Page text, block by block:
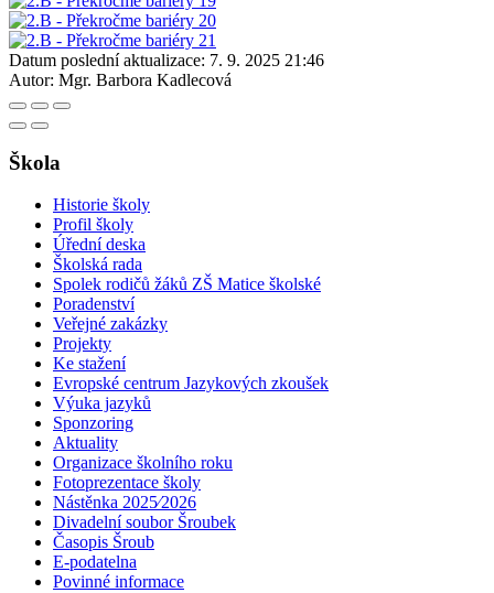
Datum poslední aktualizace: 7. 9. 2025 21:46
Autor: Mgr. Barbora Kadlecová
Škola
Historie školy
Profil školy
Úřední deska
Školská rada
Spolek rodičů žáků ZŠ Matice školské
Poradenství
Veřejné zakázky
Projekty
Ke stažení
Evropské centrum Jazykových zkoušek
Výuka jazyků
Sponzoring
Aktuality
Organizace školního roku
Fotoprezentace školy
Nástěnka 2025⁄2026
Divadelní soubor Šroubek
Časopis Šroub
E-podatelna
Povinné informace